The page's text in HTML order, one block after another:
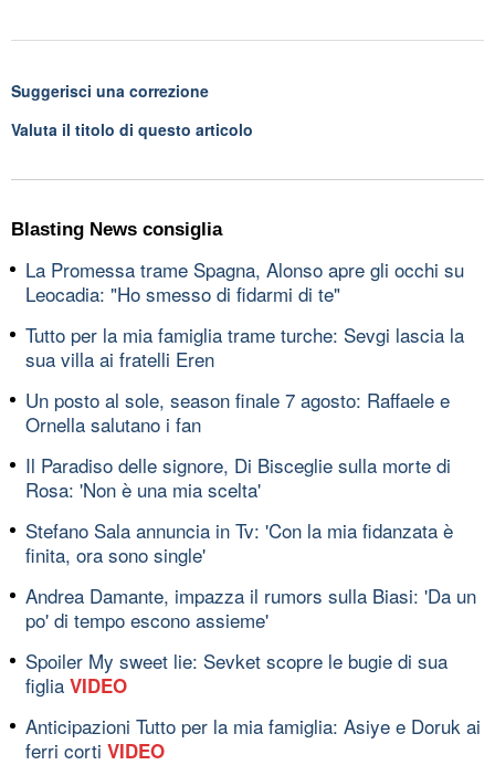
Suggerisci una correzione
Valuta il titolo di questo articolo
Blasting News consiglia
La Promessa trame Spagna, Alonso apre gli occhi su
Leocadia: "Ho smesso di fidarmi di te"
Tutto per la mia famiglia trame turche: Sevgi lascia la
sua villa ai fratelli Eren
Un posto al sole, season finale 7 agosto: Raffaele e
Ornella salutano i fan
Il Paradiso delle signore, Di Bisceglie sulla morte di
Rosa: 'Non è una mia scelta'
Stefano Sala annuncia in Tv: 'Con la mia fidanzata è
finita, ora sono single'
Andrea Damante, impazza il rumors sulla Biasi: 'Da un
po' di tempo escono assieme'
Spoiler My sweet lie: Sevket scopre le bugie di sua
figlia VIDEO
Anticipazioni Tutto per la mia famiglia: Asiye e Doruk ai
ferri corti VIDEO